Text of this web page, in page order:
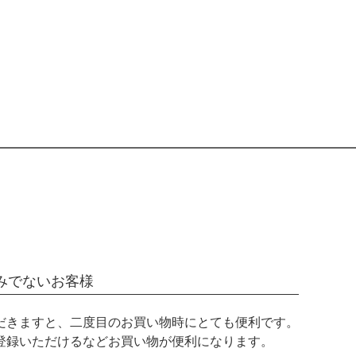
でないお客様
ますと、二度目のお買い物時にとても便利です。
いただけるなどお買い物が便利になります。